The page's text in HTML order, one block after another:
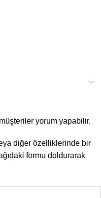
yorum yapabilir.
diğer özelliklerinde bir
formu doldurarak